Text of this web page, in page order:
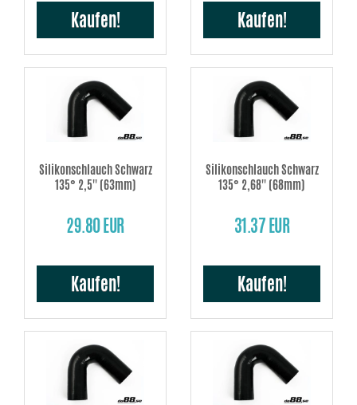
Kaufen! Kaufen!
Silikonschlauch Schwarz
135° 2,5'' (63mm)
29.80 EUR
Kaufen!
Silikonschlauch Schwarz
135° 2,68'' (68mm)
31.37 EUR
Kaufen!